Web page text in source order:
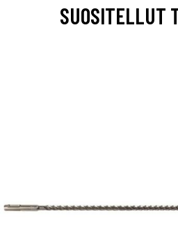
SUOSITELLUT